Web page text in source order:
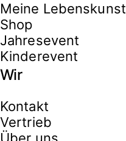
Meine Lebenskunst
Shop
Jahresevent
Kinderevent
Wir
Kontakt
Vertrieb